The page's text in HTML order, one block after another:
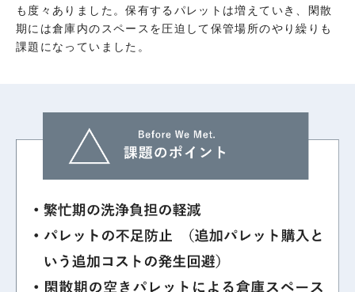
も度々ありました。保有するパレットは増えていき、閑散
期には倉庫内のスペースを圧迫して保管場所のやり繰りも
課題になっていました。